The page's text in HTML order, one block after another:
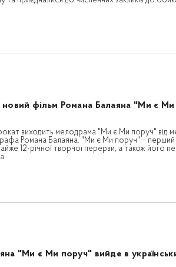
новий фільм Романа Балаяна "Ми є Ми
виходить мелодрама "Ми є Ми поруч" від
Романа Балаяна. "Ми є Ми поруч" – перший
12-річної творчої перерви, а також його
"Ми є Ми поруч" вийде в